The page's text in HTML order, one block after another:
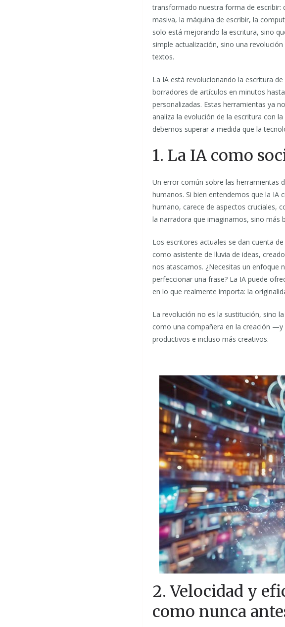
transformado nuestra forma de escribir:
masiva, la máquina de escribir, la
solo está mejorando la escritura, sino
simple actualización, sino una
textos.
La IA está revolucionando la escritura
borradores de artículos en minutos
personalizadas. Estas herramientas ya
analiza la evolución de la escritura con
debemos superar a medida que la
1. La IA como
Un error común sobre las herramientas
humanos. Si bien entendemos que la
humano, carece de aspectos cruciales,
la narradora que imaginamos, sino más
Los escritores actuales se dan cuenta
como asistente de lluvia de ideas,
nos atascamos. ¿Necesitas un enfoque
perfeccionar una frase? La IA puede
en lo que realmente importa: la
La revolución no es la sustitución, sino
como una compañera en la creación
productivos e incluso más creativos.
2. Velocidad y
como nunca